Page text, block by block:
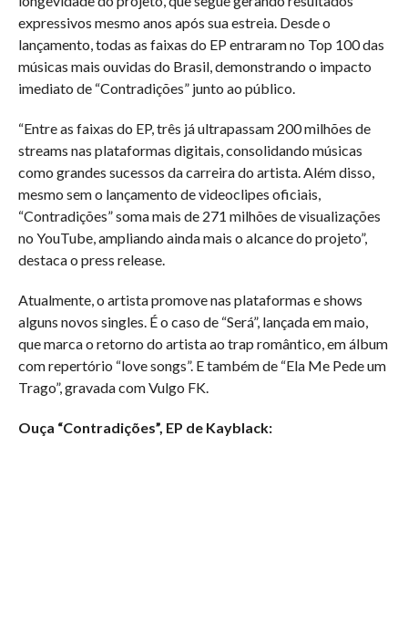
expressivos mesmo anos após sua estreia. Desde o
lançamento, todas as faixas do EP entraram no Top 100 das
músicas mais ouvidas do Brasil, demonstrando o impacto
imediato de “Contradições” junto ao público.
“Entre as faixas do EP, três já ultrapassam 200 milhões de
streams nas plataformas digitais, consolidando músicas
como grandes sucessos da carreira do artista. Além disso,
mesmo sem o lançamento de videoclipes oficiais,
“Contradições” soma mais de 271 milhões de visualizações
no YouTube, ampliando ainda mais o alcance do projeto”,
destaca o press release.
Atualmente, o artista promove nas plataformas e shows
alguns novos singles. É o caso de “Será”, lançada em maio,
que marca o retorno do artista ao trap romântico, em álbum
com repertório “love songs”. E também de “Ela Me Pede um
Trago”, gravada com Vulgo FK.
Ouça “Contradições”, EP de Kayblack: